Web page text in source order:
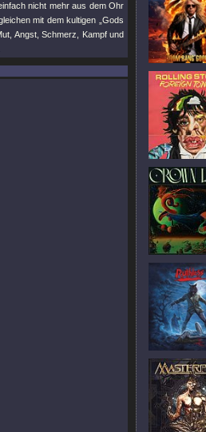
nicht mehr aus dem Ohr
mit dem kultigen „Gods
Angst, Schmerz, Kampf und